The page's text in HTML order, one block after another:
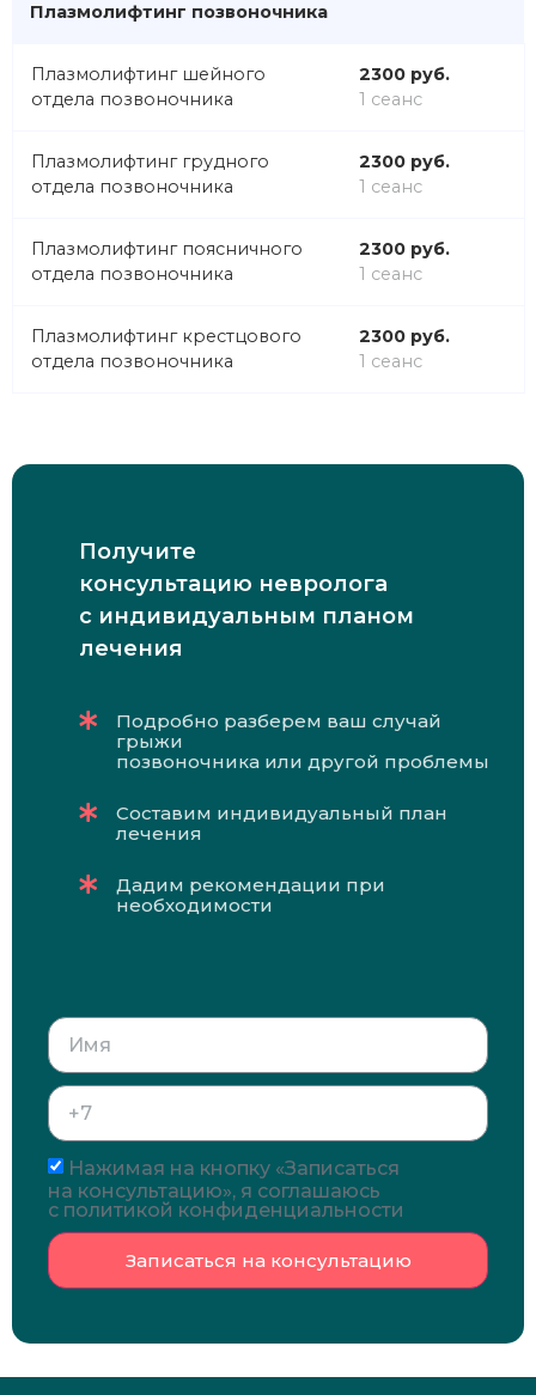
Плазмолифтинг позвоночника
Плазмолифтинг шейного
отдела позвоночника
2300 руб.
1 сеанс
Плазмолифтинг грудного
отдела позвоночника
2300 руб.
1 сеанс
Плазмолифтинг поясничного
отдела позвоночника
2300 руб.
1 сеанс
Плазмолифтинг крестцового
отдела позвоночника
2300 руб.
1 сеанс
Получите
консультацию невролога
с индивидуальным планом
лечения
Подробно разберем ваш случай
грыжи
позвоночника или другой проблемы
Составим индивидуальный план
лечения
Дадим рекомендации при
необходимости
Нажимая на кнопку «Записаться
на консультацию», я соглашаюсь
с политикой конфиденциальности
Записаться на консультацию